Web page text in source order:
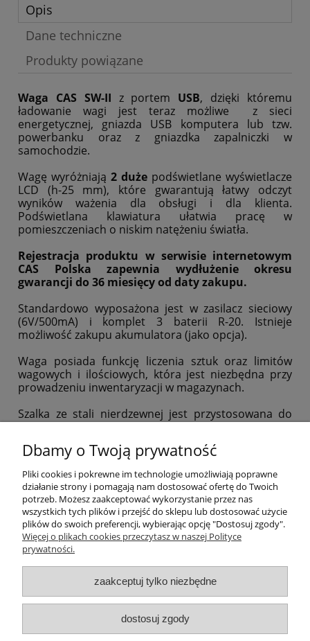
Opis
Dane techniczne
Produkty powiązane
Waga CAS SW-II z portem USB, dzięki któremu
ładowanie wagi jest teraz możliwe z sieci
energetycznej, gniazda USB komputera lub tzw.
powerbanku oraz z gniazdka zapalniczki w
samochodzie.
Wagę wyróżniają 2 duże podświetlane wyświetlacze
LCD (h-25 mm), które gwarantują łatwy odczyt
wyników ważenia dla obsługi i dla klienta.
Podświetlana klawiatura ułatwia pracę w
pomieszczeniach o niskim natężeniu światła.
Rejestracja produktu w serwisie internetowym
CAS Polska zapewnia wydłużenie okresu
gwarancji do 36 miesięcy od daty zakupu.
Standardowo wyposażona jest w zasilacz sieciowy
(6V/500mA) i komplet 3 baterii R-20. Istnieje
możliwość zakupu akumulatora (jako opcja).
Waga posiada funkcję liczenia sztuk oraz limitów
wagowych i ilościowych, która jest niezbędna przy
prowadzeniu inwentaryzacji w magazynach.
Szalka ze stali nierdzewnej jest przystosowana do
bezpośredniego kontaktu z żywnością. Plastikowa
gastronomiczne, magazyny, przemysł oraz apteki.
Pomoc
Moje konto
Płatności i dostawa
Informacje
Dbamy o Twoją prywatność
Pliki cookies i pokrewne im technologie umożliwiają poprawne
działanie strony i pomagają nam dostosować ofertę do Twoich
potrzeb. Możesz zaakceptować wykorzystanie przez nas
wszystkich tych plików i przejść do sklepu lub dostosować użycie
plików do swoich preferencji, wybierając opcję "Dostosuj zgody".
Więcej o plikach cookies przeczytasz w naszej Polityce
prywatności.
zaakceptuj tylko niezbędne
dostosuj zgody